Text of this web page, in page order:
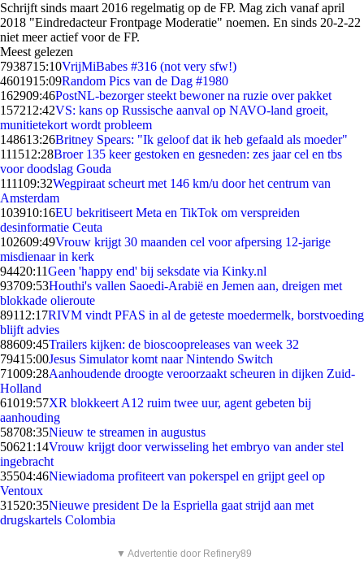
Schrijft sinds maart 2016 regelmatig op de FP. Mag zich vanaf april
2018 "Eindredacteur Frontpage Moderatie" noemen. En sinds 20-2-22
niet meer actief voor de FP.
Meest gelezen
7938715:10VrijMiBabes #316 (not very sfw!)
4601915:09Random Pics van de Dag #1980
162909:46PostNL-bezorger steekt bewoner na ruzie over pakket
157212:42VS: kans op Russische aanval op NAVO-land groeit,
munitietekort wordt probleem
148613:26Britney Spears: "Ik geloof dat ik heb gefaald als moeder"
111512:28Broer 135 keer gestoken en gesneden: zes jaar cel en tbs
voor doodslag Gouda
111109:32Wegpiraat scheurt met 146 km/u door het centrum van
Amsterdam
103910:16EU bekritiseert Meta en TikTok om verspreiden
desinformatie Ceuta
102609:49Vrouw krijgt 30 maanden cel voor afpersing 12-jarige
misdienaar in kerk
94420:11Geen 'happy end' bij seksdate via Kinky.nl
93709:53Houthi's vallen Saoedi-Arabië en Jemen aan, dreigen met
blokkade olieroute
89112:17RIVM vindt PFAS in al de geteste moedermelk, borstvoeding
blijft advies
88609:45Trailers kijken: de bioscoopreleases van week 32
79415:00Jesus Simulator komt naar Nintendo Switch
71009:28Aanhoudende droogte veroorzaakt scheuren in dijken Zuid-
Holland
61019:57XR blokkeert A12 ruim twee uur, agent gebeten bij
aanhouding
58708:35Nieuw te streamen in augustus
50621:14Vrouw krijgt door verwisseling het embryo van ander stel
ingebracht
35504:46Niewiadoma profiteert van pokerspel en grijpt geel op
Ventoux
31520:35Nieuwe president De la Espriella gaat strijd aan met
drugskartels Colombia
▼ Advertentie door Refinery89